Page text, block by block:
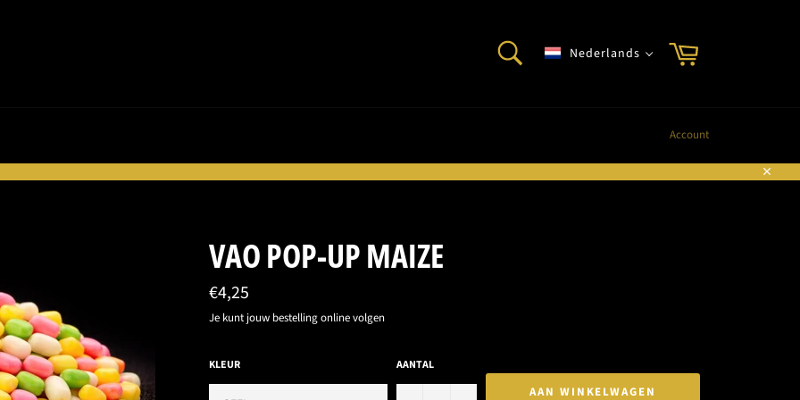
Nederlands
Account
VAO POP-UP MAIZE
Normale
prijs
€4,25
Je kunt jouw bestelling online volgen
KLEUR AANTAL
AAN WINKELWAGEN